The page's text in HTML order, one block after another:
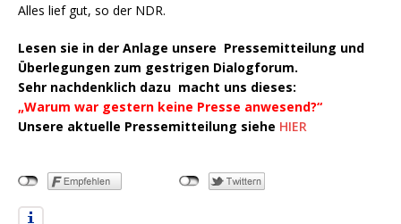
Alles lief gut, so der NDR.
Lesen sie in der Anlage unsere Pressemitteilung und
Überlegungen zum gestrigen Dialogforum.
Sehr nachdenklich dazu macht uns dieses:
„Warum war gestern keine Presse anwesend?“
Unsere aktuelle Pressemitteilung siehe HIER